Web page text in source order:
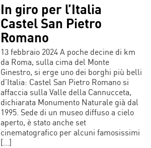
In giro per l’Italia
Castel San Pietro
Romano
13 febbraio 2024 A poche decine di km
da Roma, sulla cima del Monte
Ginestro, si erge uno dei borghi più belli
d’Italia: Castel San Pietro Romano si
affaccia sulla Valle della Cannucceta,
dichiarata Monumento Naturale già dal
1995. Sede di un museo diffuso a cielo
aperto, è stato anche set
cinematografico per alcuni famosissimi
[…]